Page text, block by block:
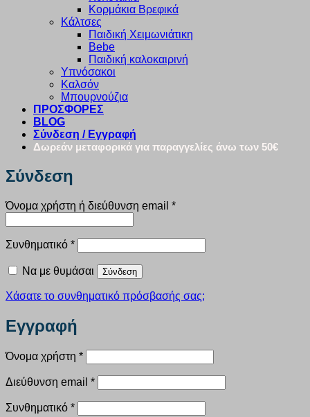
Κορμάκια Βρεφικά
Κάλτσες
Παιδική Χειμωνιάτικη
Bebe
Παιδική καλοκαιρινή
Υπνόσακοι
Καλσόν
Μπουρνούζια
ΠΡΟΣΦΟΡΕΣ
BLOG
Σύνδεση / Εγγραφή
Δωρεάν μεταφορικά για παραγγελίες άνω των 50€
Σύνδεση
Όνομα χρήστη ή διεύθυνση email *Απαιτείται
Συνθηματικό *Απαιτείται
Να με θυμάσαι Σύνδεση
Χάσατε το συνθηματικό πρόσβασής σας;
Εγγραφή
Όνομα χρήστη *Απαιτείται
Διεύθυνση email *Απαιτείται
Συνθηματικό *Απαιτείται